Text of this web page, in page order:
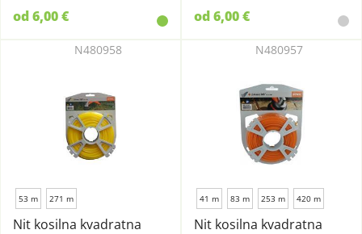
od 6,00 € od 6,00 €
53 m 271 m
Nit kosilna kvadratna
N480958
41 m 83 m 253 m 420 m
Nit kosilna kvadratna
N480957